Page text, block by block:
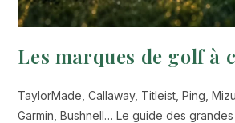
Les marques de golf à
TaylorMade, Callaway, Titleist, Ping,
Garmin, Bushnell… Le guide des